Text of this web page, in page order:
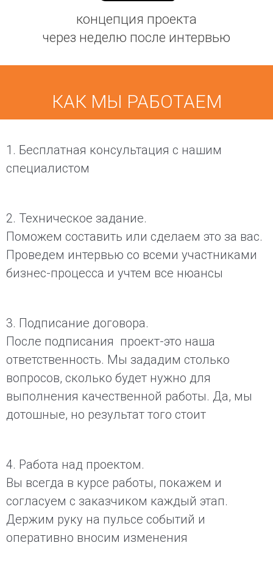
концепция проекта
через неделю после интервью
КАК МЫ РАБОТАЕМ
1. Бесплатная консультация с нашим
специалистом
2. Техническое задание.
Поможем составить или сделаем это за вас.
Проведем интервью со всеми участниками
бизнес-процесса и учтем все нюансы
3. Подписание договора.
После подписания проект-это наша
ответственность. Мы зададим столько
вопросов, сколько будет нужно для
выполнения качественной работы. Да, мы
дотошные, но результат того стоит
4. Работа над проектом.
Вы всегда в курсе работы, покажем и
согласуем с заказчиком каждый этап.
Держим руку на пульсе событий и
оперативно вносим изменения